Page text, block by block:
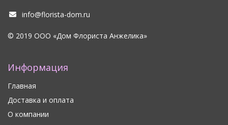
info@florista-dom.ru
© 2019 ООО «Дом Флориста Анжелика»
Информация
Главная
Доставка и оплата
О компании